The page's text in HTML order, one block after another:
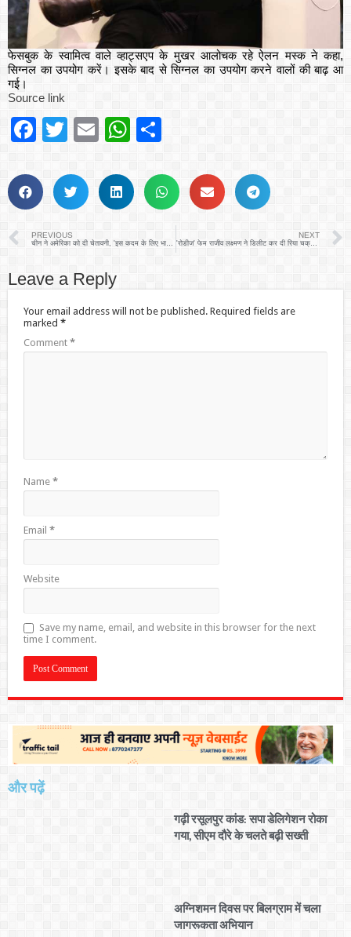
फेसबुक के स्वामित्व वाले व्हाट्सएप के मुखर आलोचक रहे ऐलन मस्क ने कहा,
सिग्नल का उपयोग करें। इसके बाद से सिग्नल का उपयोग करने वालों की बाढ़ आ
गई।
Source link
Facebook
Twitter
EmailWhatsApp
PREVIOUS NEXT
'रोडीज' फेम राजीव लक्ष्मण ने डिलीट कर दी रिया चक्रवर्ती संग तस्वीर, इंस्टाग्राम पर दी सफाई
Leave a Reply
Your email address will not be published. Required fields are
marked *
Comment *
Name *
Email *
Website
Save my name, email, and website in this browser for the next
time I comment.
और पढ़ें
गढ़ी रसूलपुर कांड: सपा डेलिगेशन रोका
गया, सीएम दौरे के चलते बढ़ी सख्ती
अग्निशमन दिवस पर बिलग्राम में चला
जागरूकता अभियान